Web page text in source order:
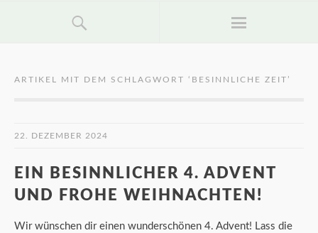
ARTIKEL MIT DEM SCHLAGWORT ‘ BESINNLICHE ZEIT ’
22. DEZEMBER 2024
EIN BESINNLICHER 4. ADVENT
UND FROHE WEIHNACHTEN!
Wir wünschen dir einen wunderschönen 4. Advent! Lass die